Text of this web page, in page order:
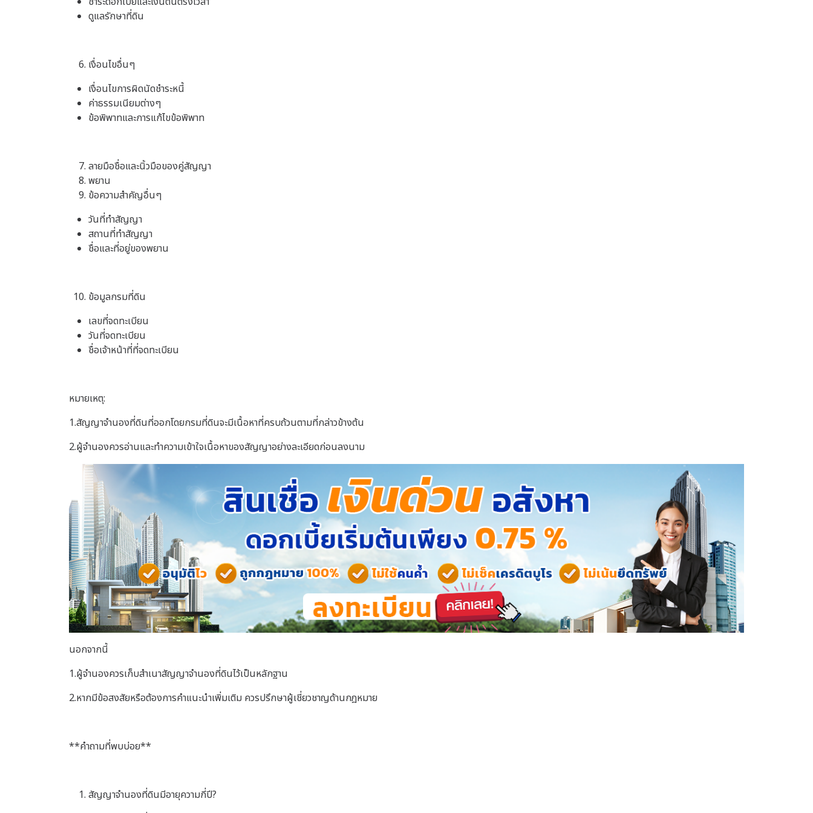
ดูแลรักษาที่ดิน
เงื่อนไขอื่นๆ
เงื่อนไขการผิดนัดชำระหนี้
ค่าธรรมเนียมต่างๆ
ข้อพิพาทและการแก้ไขข้อพิพาท
ลายมือชื่อและนิ้วมือของคู่สัญญา
พยาน
ข้อความสำคัญอื่นๆ
วันที่ทำสัญญา
สถานที่ทำสัญญา
ชื่อและที่อยู่ของพยาน
ข้อมูลกรมที่ดิน
เลขที่จดทะเบียน
วันที่จดทะเบียน
ชื่อเจ้าหน้าที่ที่จดทะเบียน
หมายเหตุ:
1.สัญญาจำนองที่ดินที่ออกโดยกรมที่ดินจะมีเนื้อหาที่ครบถ้วนตามที่กล่าวข้างต้น
2.ผู้จำนองควรอ่านและทำความเข้าใจเนื้อหาของสัญญาอย่างละเอียดก่อนลงนาม
นอกจากนี้
1.ผู้จำนองควรเก็บสำเนาสัญญาจำนองที่ดินไว้เป็นหลักฐาน
2.หากมีข้อสงสัยหรือต้องการคำแนะนำเพิ่มเติม ควรปรึกษาผู้เชี่ยวชาญด้านกฎหมาย
**คำถามที่พบบ่อย**
สัญญาจำนองที่ดินมีอายุความกี่ปี?